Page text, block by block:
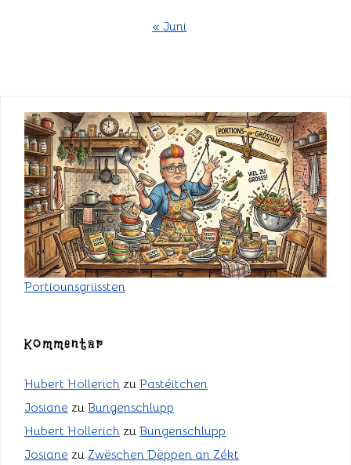
« Juni
Portiounsgriissten
Kommentar
Hubert Hollerich zu Pastéitchen
Josiane zu Bungenschlupp
Hubert Hollerich zu Bungenschlupp
Josiane zu Zwëschen Dëppen an Zékt